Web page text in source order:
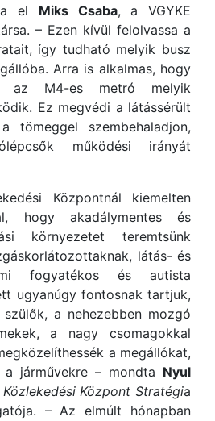
el Miks Csaba, a VGYKE
– Ezen kívül felolvassa a
így tudható melyik busz
Arra is alkalmas, hogy
az M4-es metró melyik
Ez megvédi a látássérült
szembehaladjon,
működési irányát
Központnál kiemelten
hogy akadálymentes és
környezetet teremtsünk
látás- és
fogyatékos és autista
ugyanúgy fontosnak tartjuk,
a nehezebben mozgó
a nagy csomagokkal
a megállókat,
a járművekre – mondta Nyul
Központ Stratégia
– Az elmúlt hónapban